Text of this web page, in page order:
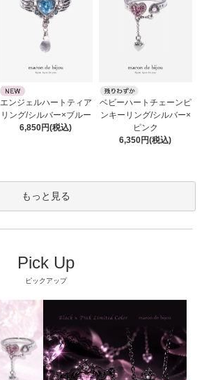
エンジェルハートティア
リング/シルバー×ブルー
6,850円(税込)
ベビーハートチェーンピ
ンキーリング/シルバー×
ピンク
6,350円(税込)
もっと見る
Pick Up
ピックアップ